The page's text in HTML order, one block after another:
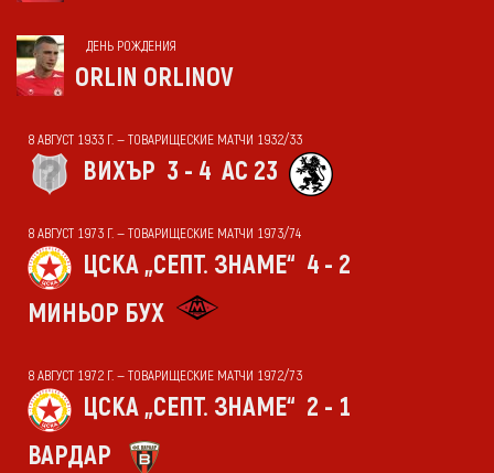
ДЕНЬ РОЖДЕНИЯ
ORLIN ORLINOV
8 АВГУСТ 1933 Г. — ТОВАРИЩЕСКИЕ МАТЧИ 1932/33
ВИХЪР 3 - 4 АС 23
8 АВГУСТ 1973 Г. — ТОВАРИЩЕСКИЕ МАТЧИ 1973/74
ЦСКА „СЕПТ. ЗНАМЕ“ 4 - 2
МИНЬОР БУХ
8 АВГУСТ 1972 Г. — ТОВАРИЩЕСКИЕ МАТЧИ 1972/73
ЦСКА „СЕПТ. ЗНАМЕ“ 2 - 1
ВАРДАР